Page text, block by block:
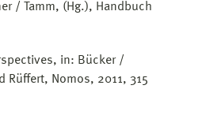
/ Tamm, (Hg.), Handbuch
in: Bücker /
Nomos, 2011, 315